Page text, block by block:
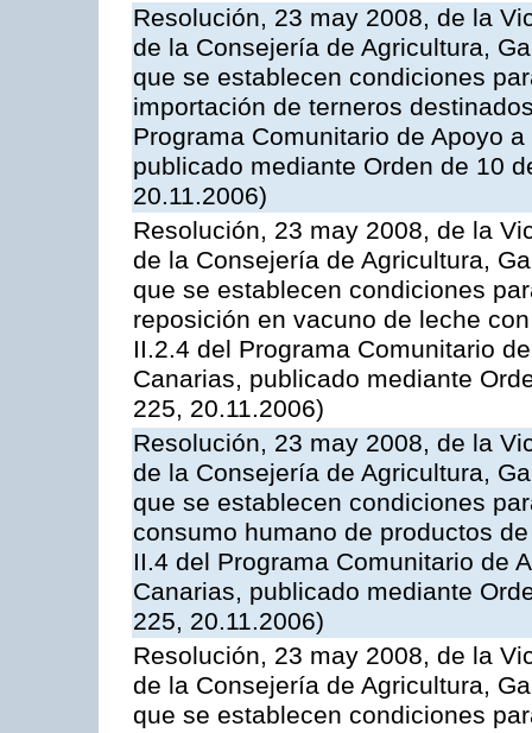
Resolución, 23 may 2008, de la
de la Consejería de Agricultura,
que se establecen condiciones
importación de terneros
Programa Comunitario de Apoyo
publicado mediante Orden de 10
20.11.2006)
Resolución, 23 may 2008, de la
de la Consejería de Agricultura,
que se establecen condiciones
reposición en vacuno de leche
II.2.4 del Programa Comunitario
Canarias, publicado mediante
225, 20.11.2006)
Resolución, 23 may 2008, de la
de la Consejería de Agricultura,
que se establecen condiciones
consumo humano de productos
II.4 del Programa Comunitario de
Canarias, publicado mediante
225, 20.11.2006)
Resolución, 23 may 2008, de la
de la Consejería de Agricultura,
que se establecen condiciones